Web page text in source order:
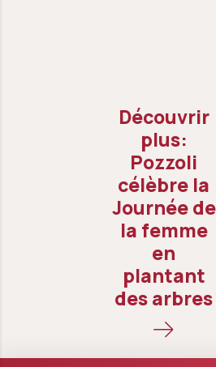
Pozzoli
célèbre la
Journée de
la femme
en
plantant
des arbres